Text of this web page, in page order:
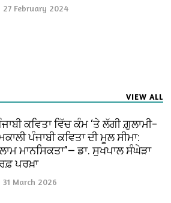
27 February 2024
VIEW ALL
ਕਵਿਤਾ ਵਿੱਚ ਕੰਮ ‘ਤੇ ਲੱਗੀ ਗ਼ੁਲਾਮੀ–
ਪੰਜਾਬੀ ਕਵਿਤਾ ਦੀ ਮੂਲ ਸੀਮਾ:
ਮਾਨਸਿਕਤਾ”— ਡਾ. ਸੁਖਪਾਲ ਸੰਘੇੜਾ
ਪਰਖ਼ਾ
31 March 2026